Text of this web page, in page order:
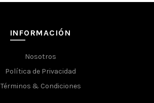
INFORMACIÓN
Nosotros
Política de Privacidad
Términos & Condiciones